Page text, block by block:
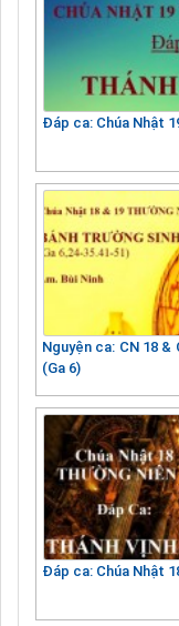
Đáp ca: Chúa Nhật
Nguyện ca: CN 18
(Ga 6)
Đáp ca: Chúa Nhật